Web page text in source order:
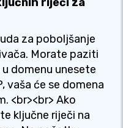
za poboljšanje
Morate paziti
domenu unesete
vaša će se domena
<br><br> Ako
ključne riječi na